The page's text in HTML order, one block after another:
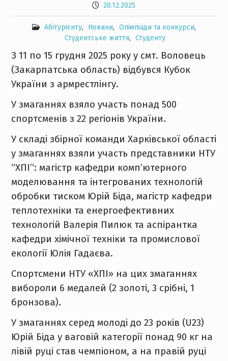
20.12.2025
Абітурієнту, Новини, Олімпіади та конкурси,
Студентське життя, Студенту
З 11 по 15 грудня 2025 року у смт. Воловець
(Закарпатська область) відбувся Кубок
України з армрестлінгу.
У змаганнях взяло участь понад 500
спортсменів з 22 регіонів України.
У складі збірної команди Харківської області
у змаганнях взяли участь представники НТУ
“ХПІ”: магістр кафедри комп’ютерного
моделювання та інтегрованих технологій
обробки тиском Юрій Біда, магістр кафедри
теплотехніки та енергоефективних
технологій Валерія Пилюк та аспірантка
кафедри хімічної техніки та промислової
екології Юлія Гадаєва.
Спортсмени НТУ «ХПІ» на цих змаганнях
вибороли 6 медалей (2 золоті, 3 срібні, 1
бронзова).
У змаганнях серед молоді до 23 років (U23)
Юрій Біда у ваговій категорії понад 90 кг на
лівій руці став чемпіоном, а на правій руці